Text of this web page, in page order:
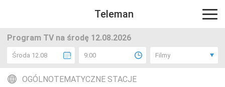
Teleman
Program TV na środę 12.08.2026
Środa 12.08 9:00 Filmy
OGÓLNOTEMATYCZNE STACJE